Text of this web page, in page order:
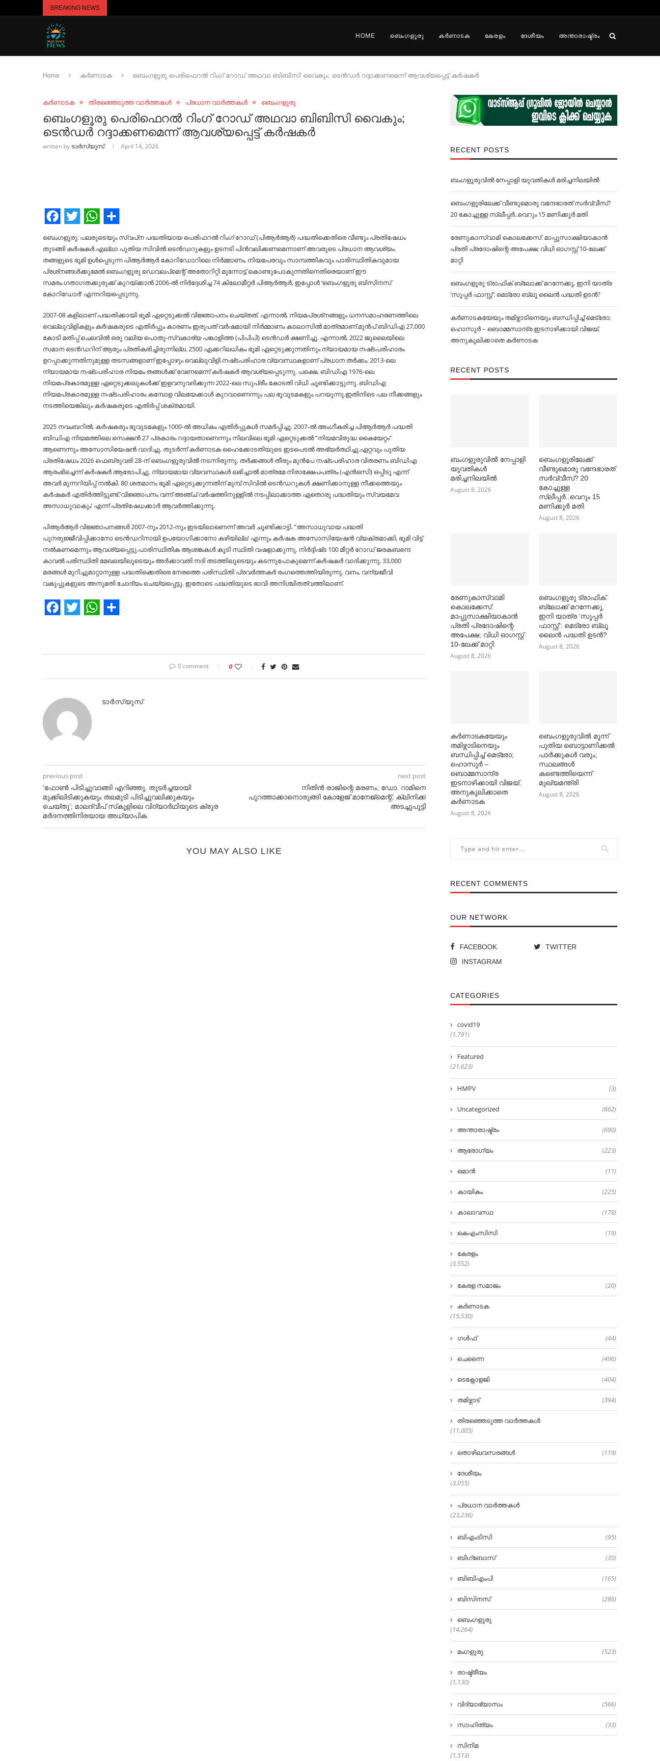
BREAKING NEWS
HOME ബെംഗളൂരു കർണാടക കേരളം ദേശീയം അന്താരാഷ്ട്രം
Home കർണാടക ബെംഗളൂരു പെരിഫെറല്‍ റിംഗ് റോഡ് അഥവാ ബിബിസി വൈകും; ടെൻഡര്‍ റദ്ദാക്കണമെന്ന് ആവശ്യപ്പെട്ട് കര്‍ഷകര്‍
കർണാടക തിരഞ്ഞെടുത്ത വാർത്തകൾ പ്രധാന വാർത്തകൾ ബെംഗളൂരു
ബെംഗളൂരു പെരിഫെറല്‍ റിംഗ് റോഡ് അഥവാ ബിബിസി വൈകും;
ടെൻഡര്‍ റദ്ദാക്കണമെന്ന് ആവശ്യപ്പെട്ട് കര്‍ഷകര്‍
written by ടാർസ്യുസ് April 14, 2026
Facebook
Twitter
WhatsApp
Share
ബെംഗളൂരു: പലരുടെയും സ്വപ്‌ന പദ്ധതിയായ പെരിഫറല്‍ റിംഗ് റോഡ് (പിആർആർ) പദ്ധതിക്കെതിരെ വീണ്ടും പ്രതിഷേധം
തുടങ്ങി കർഷകർ.എല്ലാ പുതിയ സിവില്‍ ടെൻഡറുകളും ഉടനടി പിൻവലിക്കണമെന്നാണ് അവരുടെ പ്രധാന ആവശ്യം.
തങ്ങളുടെ ഭൂമി ഉള്‍പ്പെടുന്ന പിആർആർ കോറിഡോറിലെ നിർമ്മാണം, നിയമപരവും സാമ്പത്തികവും പാരിസ്ഥിതികവുമായ
പ്രശ്‌നങ്ങള്‍ക്കുമേല്‍ ബെംഗളൂരു ഡെവലപ്‌മെന്റ് അതോറിറ്റി മുന്നോട്ട് കൊണ്ടുപോകുന്നതിനെതിരെയാണ് ഈ
സമരം.ഗതാഗതക്കുരുക്ക് കുറയ്ക്കാൻ 2006-ല്‍ നിർദ്ദേശിച്ച 74 കിലോമീറ്റർ പിആർആർ, ഇപ്പോള്‍ ‘ബെംഗളൂരു ബിസിനസ്
കോറിഡോർ’ എന്നറിയപ്പെടുന്നു.
2007-08 കളിലാണ് പദ്ധതിക്കായി ഭൂമി ഏറ്റെടുക്കല്‍ വിജ്ഞാപനം ചെയ്‌തത്. എന്നാല്‍, നിയമപ്രശ്‌നങ്ങളും ധനസമാഹരണത്തിലെ
വെല്ലുവിളികളും കർഷകരുടെ എതിർപ്പും കാരണം ഇരുപത് വർഷമായി നിർമ്മാണം കടലാസില്‍ മാത്രമാണ്.മുൻപ് ബിഡിഎ 27,000
കോടി മതിപ്പ് ചെലവില്‍ ഒരു വലിയ പൊതു-സ്വകാര്യ പങ്കാളിത്ത (പിപിപി) ടെൻഡർ ക്ഷണിച്ചു. എന്നാല്‍, 2022 ജൂലൈയിലെ
സമാന ടെൻഡറിന് ആരും പ്രതികരിച്ചിരുന്നില്ല. 2500 ഏക്കറിലധികം ഭൂമി ഏറ്റെടുക്കുന്നതിനും ന്യായമായ നഷ്‌ടപരിഹാരം
ഉറപ്പാക്കുന്നതിനുമുള്ള തടസങ്ങളാണ് ഇപ്പോഴും വെല്ലുവിളി.നഷ്‌ടപരിഹാര വ്യവസ്ഥകളാണ് പ്രധാന തർക്കം. 2013-ലെ
ന്യായമായ നഷ്‌ടപരിഹാര നിയമം തങ്ങള്‍ക്ക് വേണമെന്ന് കർഷകർ ആവശ്യപ്പെടുന്നു. പക്ഷെ, ബിഡിഎ 1976-ലെ
നിയമപ്രകാരമുള്ള ഏറ്റെടുക്കലുകള്‍ക്ക് ഇളവനുവദിക്കുന്ന 2022-ലെ സുപ്രീം കോടതി വിധി ചൂണ്ടിക്കാട്ടുന്നു. ബിഡിഎ
നിയമപ്രകാരമുള്ള നഷ്‌ടപരിഹാരം കമ്പോള വിലയേക്കാള്‍ കുറവാണെന്നും പല ഭൂവുടമകളും പറയുന്നു.ഇതിനിടെ പല നീക്കങ്ങളും
നടത്തിയെങ്കിലും കർഷകരുടെ എതിർപ്പ് ശക്തമായി.
2025 നവംബറില്‍, കർഷകരും ഭൂവുടമകളും 1000-ല്‍ അധികം എതിർപ്പുകള്‍ സമർപ്പിച്ചു. 2007-ല്‍ അംഗീകരിച്ച പിആർആർ പദ്ധതി
ബിഡിഎ നിയമത്തിലെ സെക്ഷൻ 27 പ്രകാരം റദ്ദായതാണെന്നും നിലവിലെ ഭൂമി ഏറ്റെടുക്കല്‍ “നിയമവിരുദ്ധ കൈയേറ്റം”
ആണെന്നും അസോസിയേഷൻ വാദിച്ചു. തുടർന്ന് കർണാടക ഹൈക്കോടതിയുടെ ഇടപെടല്‍ അഭ്യർത്ഥിച്ചു.ഏറ്റവും പുതിയ
പ്രതിഷേധം 2026 ഫെബ്രുവരി 28-ന് ബെംഗളൂരുവില്‍ നടന്നിരുന്നു. തർക്കങ്ങള്‍ തീരും മുൻപേ നഷ്‌ടപരിഹാര വിതരണം ബിഡിഎ
ആരംഭിച്ചെന്ന് കർഷകർ ആരോപിച്ചു. ന്യായമായ വ്യവസ്ഥകള്‍ ലഭിച്ചാല്‍ മാത്രമേ നിരാക്ഷേപപത്രം (എൻഒസി) ഒപ്പിടൂ എന്ന്
അവർ മുന്നറിയിപ്പ് നല്‍കി. 80 ശതമാനം ഭൂമി ഏറ്റെടുക്കുന്നതിന് മുമ്പ് സിവില്‍ ടെൻഡറുകള്‍ ക്ഷണിക്കാനുള്ള നീക്കത്തെയും
കർഷകർ എതിർത്തിട്ടുണ്ട്.’വിജ്ഞാപനം വന്ന് അഞ്ച് വർഷത്തിനുള്ളില്‍ നടപ്പിലാക്കാത്ത ഏതൊരു പദ്ധതിയും സ്വയമേവ
അസാധുവാകും’ എന്ന് പ്രതിഷേധക്കാർ ആവർത്തിക്കുന്നു.
പിആർആർ വിജ്ഞാപനങ്ങള്‍ 2007-നും 2012-നും ഇടയിലാണെന്ന് അവർ ചൂണ്ടിക്കാട്ടി. “അസാധുവായ പദ്ധതി
പുനരുജ്ജീവിപ്പിക്കാനോ ടെൻഡറിനായി ഉപയോഗിക്കാനോ കഴിയില്ല’ എന്നും കർഷക അസോസിയേഷൻ വ്യക്തമാക്കി, ഭൂമി വിട്ട്
നല്‍കണമെന്നും ആവശ്യപ്പെട്ടു.പാരിസ്ഥിതിക ആശങ്കകള്‍ കൂടി സ്ഥിതി വഷളാക്കുന്നു. നിർദ്ദിഷ്‌ട 100 മീറ്റർ റോഡ് ജരകബന്ദെ
കാവല്‍ പരിസ്ഥിതി മേഖലയിലൂടെയും അർക്കാവതി നദി തടത്തിലൂടെയും കടന്നുപോകുമെന്ന് കർഷകർ വാദിക്കുന്നു. 33,000
മരങ്ങള്‍ മുറിച്ചുമാറ്റാനുള്ള പദ്ധതിക്കെതിരെ നേരത്തെ പരിസ്ഥിതി പ്രവർത്തകർ രംഗത്തെത്തിയിരുന്നു. വനം, വന്യജീവി
വകുപ്പുകളുടെ അനുമതി ചോദ്യം ചെയ്യപ്പെട്ടു. ഇതോടെ പദ്ധതിയുടെ ഭാവി അനിശ്ചിതത്വത്തിലാണ്.
0 comment 0
ടാർസ്യുസ്
previous post
‘ഫോണ്‍ പിടിച്ചുവാങ്ങി എറിഞ്ഞു, തുടര്‍ച്ചയായി
മുക്കിലിടിക്കുകയും തലമുടി പിടിച്ചുവലിക്കുകയും
ചെയ്തു’; മാലദ്വീപ് സ്‌കൂളിലെ വിദ്യാര്‍ഥിയുടെ ക്രൂര
മര്‍ദനത്തിനിരയായ അധ്യാപിക
next post
നിതിൻ രാജിന്റെ മരണം; ഡോ. റാമിനെ
പുറത്താക്കാനൊരുങ്ങി കോളേജ് മാനേജ്‌മെന്റ്, ക്ലിനിക്ക്
അടച്ചുപൂട്ടി
YOU MAY ALSO LIKE
RECENT POSTS
ബംഗളൂരുവില്‍ നേപ്പാളി യുവതികള്‍ മരിച്ചനിലയില്‍
ബെംഗളൂരിലേക്ക് വീണ്ടുമൊരു വന്ദേഭാരത് സര്‍വ്വീസ്?
20 കോച്ചുള്ള സ്ലീപ്പര്‍..വെറും 15 മണിക്കൂര്‍ മതി
രേണുകാസ്വാമി കൊലക്കേസ്: മാപ്പുസാക്ഷിയാകാൻ
പ്രതി പ്രദോഷിന്റെ അപേക്ഷ; വിധി ഓഗസ്റ്റ് 10-ലേക്ക്
മാറ്റി
ബെംഗളൂരു ട്രാഫിക് ബ്ലോക്ക് മറന്നേക്കൂ, ഇനി യാത്ര
‘സൂപ്പര്‍ ഫാസ്റ്റ്’: മെട്രോ ബ്ലൂ ലൈൻ പദ്ധതി ഉടൻ?
കര്‍ണാടകയേയും തമിഴ്നാടിനെയും ബന്ധിപ്പിച്ച്‌ മെട്രോ;
ഹൊസൂര്‍ – ബൊമ്മസാന്ദ്ര ഇടനാഴിക്കായി വിജയ്,
അനുകൂലിക്കാതെ കര്‍ണാടക
RECENT POSTS
ബംഗളൂരുവില്‍ നേപ്പാളി
യുവതികള്‍
മരിച്ചനിലയില്‍
August 8, 2026
ബെംഗളൂരിലേക്ക്
വീണ്ടുമൊരു വന്ദേഭാരത്
സര്‍വ്വീസ്? 20
കോച്ചുള്ള
സ്ലീപ്പര്‍..വെറും 15
മണിക്കൂര്‍ മതി
August 8, 2026
രേണുകാസ്വാമി
കൊലക്കേസ്:
മാപ്പുസാക്ഷിയാകാൻ
പ്രതി പ്രദോഷിന്റെ
അപേക്ഷ; വിധി ഓഗസ്റ്റ്
10-ലേക്ക് മാറ്റി
August 8, 2026
ബെംഗളൂരു ട്രാഫിക്
ബ്ലോക്ക് മറന്നേക്കൂ,
ഇനി യാത്ര ‘സൂപ്പര്‍
ഫാസ്റ്റ്’: മെട്രോ ബ്ലൂ
ലൈൻ പദ്ധതി ഉടൻ?
August 8, 2026
കര്‍ണാടകയേയും
തമിഴ്നാടിനെയും
ബന്ധിപ്പിച്ച്‌ മെട്രോ;
ഹൊസൂര്‍ –
ബൊമ്മസാന്ദ്ര
ഇടനാഴിക്കായി വിജയ്,
അനുകൂലിക്കാതെ
കര്‍ണാടക
August 8, 2026
ബെംഗളൂരുവില്‍ മൂന്ന്
പുതിയ ബൊട്ടാണിക്കല്‍
പാര്‍ക്കുകള്‍ വരും;
സ്ഥലങ്ങള്‍
കണ്ടെത്തിയെന്ന്
മുഖ്യമന്ത്രി
August 8, 2026
RECENT COMMENTS
OUR NETWORK
FACEBOOK
TWITTER
INSTAGRAM
CATEGORIES
covid19
(1,791)
Featured
(21,623)
HMPV (3)
Uncategorized (662)
അന്താരാഷ്ട്രം (690)
ആരോഗ്യം (223)
ഒമാൻ (11)
കായികം (225)
കാലാവസ്ഥ (178)
കെഎംസിസി (19)
കേരളം
(3,552)
കേരള സമാജം (20)
കർണാടക
(15,530)
ഗൾഫ് (44)
ചെന്നൈ (496)
ടെക്നോളജി (404)
തമിഴ്നാട് (394)
തിരഞ്ഞെടുത്ത വാർത്തകൾ
(11,005)
തൊഴിലവസരങ്ങൾ (119)
ദേശീയം
(3,055)
പ്രധാന വാർത്തകൾ
(23,236)
ബിഎംടിസി (95)
ബിഗ്‌ബോസ് (35)
ബിബിഎംപി (165)
ബിസിനസ് (286)
ബെംഗളൂരു
(14,264)
മംഗളുരു (523)
രാഷ്ട്രീയം
(1,130)
വിദ്യാഭ്യാസം (566)
സാഹിത്യം (33)
സിനിമ
(1,513)